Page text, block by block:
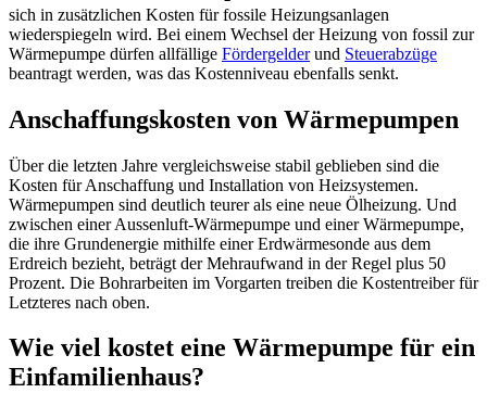
sich in zusätzlichen Kosten für fossile Heizungsanlagen
wiederspiegeln wird. Bei einem Wechsel der Heizung von fossil zur
Wärmepumpe dürfen allfällige Fördergelderund Steuerabzüge
beantragt werden, was das Kostenniveau ebenfalls senkt.
Anschaffungskosten von Wärmepumpen
Über die letzten Jahre vergleichsweise stabil geblieben sind die
Kosten für Anschaffung und Installation von Heizsystemen.
Wärmepumpen sind deutlich teurer als eine neue Ölheizung. Und
zwischen einer Aussenluft-Wärmepumpe und einer Wärmepumpe,
die ihre Grundenergie mithilfe einer Erdwärmesonde aus dem
Erdreich bezieht, beträgt der Mehraufwand in der Regel plus 50
Prozent. Die Bohrarbeiten im Vorgarten treiben die Kostentreiber für
Letzteres nach oben.
Wie viel kostet eine Wärmepumpe für ein
Einfamilienhaus?